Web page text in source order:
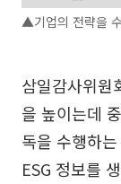
▲기업의 전략을
삼일감사위원
을 높이는데
독을 수행하
ESG 정보를